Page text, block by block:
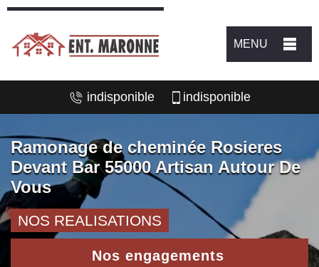
MENU
indisponible indisponible
Ramonage de cheminée Rosieres
Devant Bar 55000 Artisan Autour De
Vous
NOS REALISATIONS
Nos engagements